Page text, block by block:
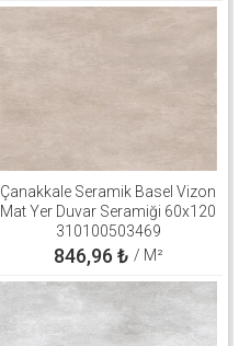
Çanakkale Seramik Basel Vizon
Mat Yer Duvar Seramiği 60x120
310100503469
846,96 ₺ / M²